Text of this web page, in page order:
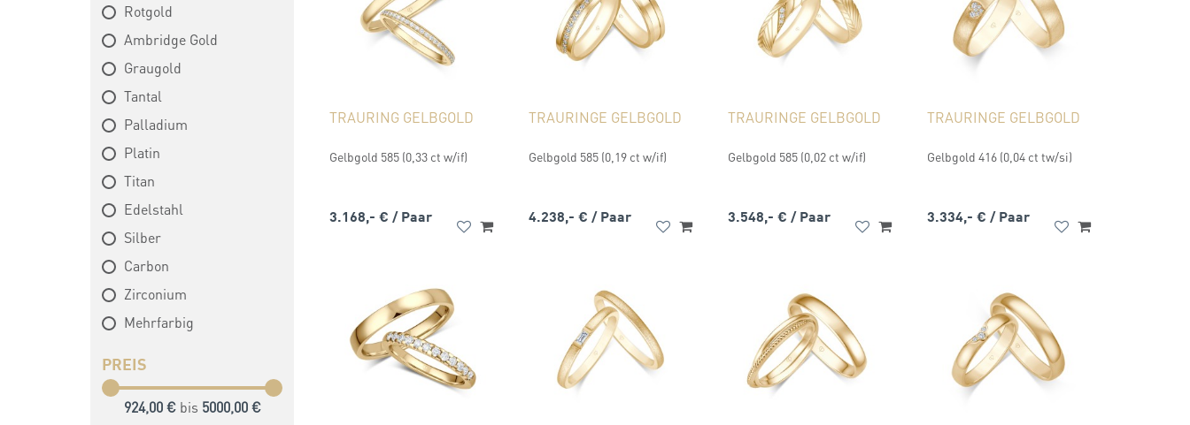
Rotgold
Ambridge Gold
Graugold
Tantal
Palladium
Platin
Titan
Edelstahl
Silber
Carbon
Zirconium
Mehrfarbig
PREIS
924,00 € bis 5000,00 €
TRAURING GELBGOLD
Gelbgold 585 (0,33 ct w/if)
3.168,- € / Paar
TRAURINGE GELBGOLD
Gelbgold 585 (0,19 ct w/if)
4.238,- € / Paar
TRAURINGE GELBGOLD
Gelbgold 585 (0,02 ct w/if)
3.548,- € / Paar
TRAURINGE GELBGOLD
Gelbgold 416 (0,04 ct tw/si)
3.334,- € / Paar